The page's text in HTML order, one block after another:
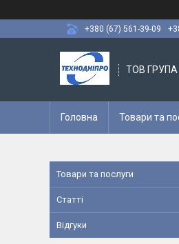
+380 (67) 561-39-09
ТОВ
Головна Товари та
Товари та послуги
Статті
Відгуки